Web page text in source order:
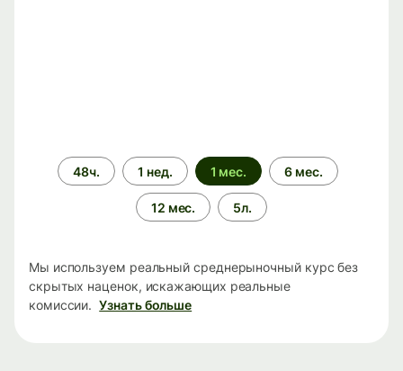
Период
времени
48ч. 1 нед. 1 мес. 6 мес.
12 мес. 5л.
Мы используем реальный среднерыночный курс без
скрытых наценок, искажающих реальные
комиссии. Узнать больше